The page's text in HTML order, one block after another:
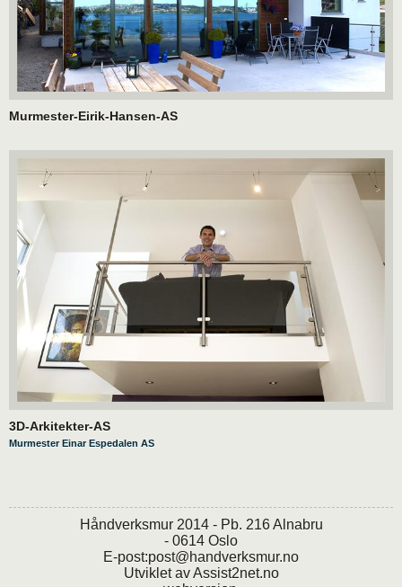
Murmester-Eirik-Hansen-AS
3D-Arkitekter-AS
Murmester Einar Espedalen AS
Håndverksmur 2014 - Pb. 216 Alnabru
- 0614 Oslo
E-post:post@handverksmur.no
Utviklet avAssist2net.no